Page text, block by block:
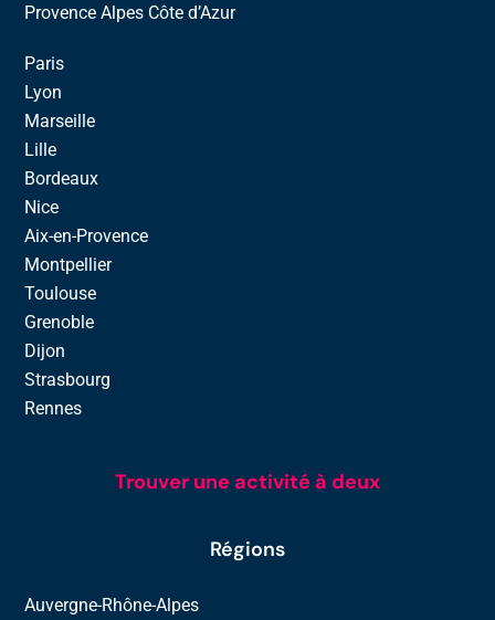
Provence Alpes Côte d’Azur
Paris
Lyon
Marseille
Lille
Bordeaux
Nice
Aix-en-Provence
Montpellier
Toulouse
Grenoble
Dijon
Strasbourg
Rennes
Trouver une activité à deux
Régions
Auvergne-Rhône-Alpes